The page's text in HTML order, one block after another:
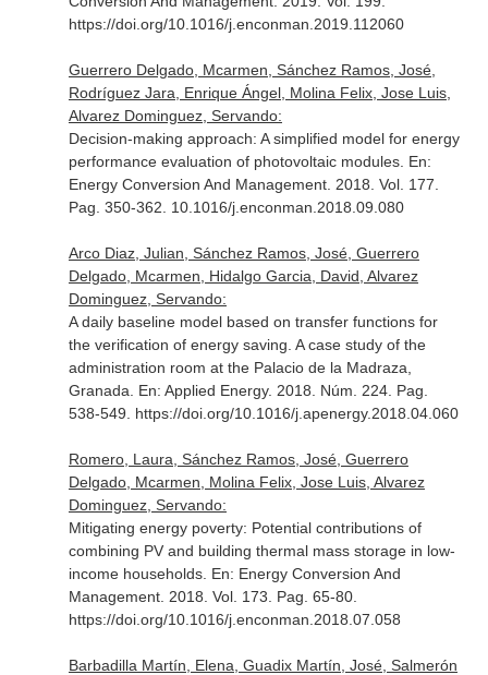
https://doi.org/10.1016/j.enconman.2019.112060
Guerrero Delgado, Mcarmen, Sánchez Ramos, José,
Rodríguez Jara, Enrique Ángel, Molina Felix, Jose Luis,
Alvarez Dominguez, Servando:
Decision-making approach: A simplified model for energy
performance evaluation of photovoltaic modules. En:
Energy Conversion And Management. 2018. Vol. 177.
Pag. 350-362. 10.1016/j.enconman.2018.09.080
Arco Diaz, Julian, Sánchez Ramos, José, Guerrero
Delgado, Mcarmen, Hidalgo Garcia, David, Alvarez
Dominguez, Servando:
A daily baseline model based on transfer functions for
the verification of energy saving. A case study of the
administration room at the Palacio de la Madraza,
Granada. En: Applied Energy. 2018. Núm. 224. Pag.
538-549. https://doi.org/10.1016/j.apenergy.2018.04.060
Romero, Laura, Sánchez Ramos, José, Guerrero
Delgado, Mcarmen, Molina Felix, Jose Luis, Alvarez
Dominguez, Servando:
Mitigating energy poverty: Potential contributions of
combining PV and building thermal mass storage in low-
income households. En: Energy Conversion And
Management. 2018. Vol. 173. Pag. 65-80.
https://doi.org/10.1016/j.enconman.2018.07.058
Barbadilla Martín, Elena, Guadix Martín, José, Salmerón